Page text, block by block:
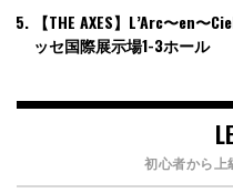
【THE AXES】L’Arc〜en
ッセ国際展示場1-3ホール
初心者から上